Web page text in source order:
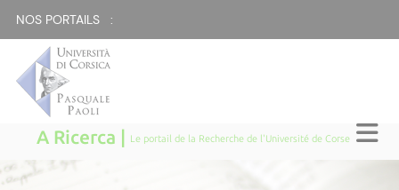
NOS PORTAILS :
A Ricerca | Le portail de la Recherche de l'Université de Corse